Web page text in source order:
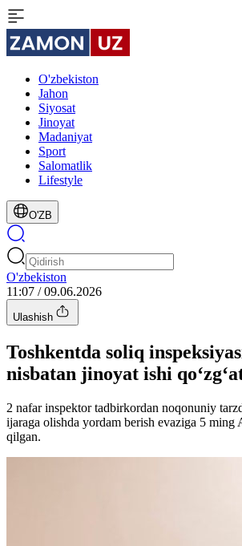
O'zbekiston
Jahon
Siyosat
Jinoyat
Madaniyat
Sport
Salomatlik
Lifestyle
O'ZB
O'zbekiston
11:07 / 09.06.2026
Ulashish
Toshkentda soliq
nisbatan jinoyat ishi
2 nafar inspektor tadbirkordan noqonuniy
ijaraga olishda yordam berish evaziga 5
qilgan.